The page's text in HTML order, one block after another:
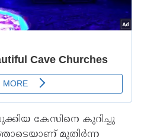
കേസിനെ കുറിച്ചു
മുതിര്‍ന്ന